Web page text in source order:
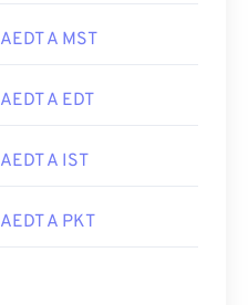
AEDT A MST
AEDT A EDT
AEDT A IST
AEDT A PKT